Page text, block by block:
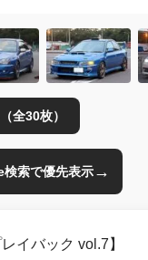
全30枚）
索で優先表示→
イバック vol.7】